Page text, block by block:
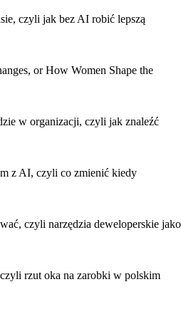
czyli jak bez AI robić lepszą
or How Women Shape the
w organizacji, czyli jak znaleźć
z AI, czyli co zmienić kiedy
czyli narzędzia deweloperskie jako
rzut oka na zarobki w polskim